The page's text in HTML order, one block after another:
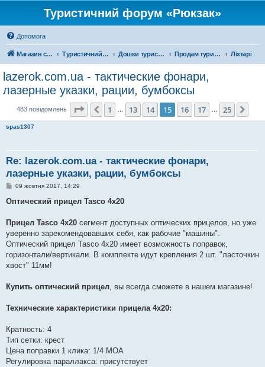
Туристичний форум «Рюкзак»
Допомога
Магазин спорядження Туристичний форум «Рюкзак» Дошки туристичних оголошень Продам туристичне спорядження Ліхтарі
lazerok.com.ua - тактические фонари,
лазерные указки, рации, бумбоксы
483 повідомлень Сторінка15 з25
Поперед.
1 13 14 15 16 17 25
spas1307
Re: lazerok.com.ua - тактические фонари,
лазерные указки, рации, бумбоксы
П
в
о
м
л
е
н
я
09 жовтня 2017, 14:29
Оптический прицел Tasco 4х20
Прицел Tasco 4х20 сегмент доступных оптических прицелов, но уже
уверенно зарекомендовавших себя, как рабочие "машины".
Оптический прицел Tasco 4х20 имеет возможность поправок,
горизонтали/вертикали. В комплекте идут крепления 2 шт. "ласточкин
хвост" 11мм!
Купить оптический прицел, вы всегда сможете в нашем магазине!
Технические характеристики прицела 4х20:
Кратность: 4
Тип сетки: крест
Цена поправки 1 клика: 1/4 MOA
Регулировка параллакса: присутствует